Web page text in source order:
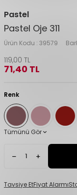
Pastel
Pastel Oje 311
Ürün Kodu : 39579
119,00 TL
71,40 TL
Renk
Tümünü Gör
Tavsiye EtFiyat Alarmı